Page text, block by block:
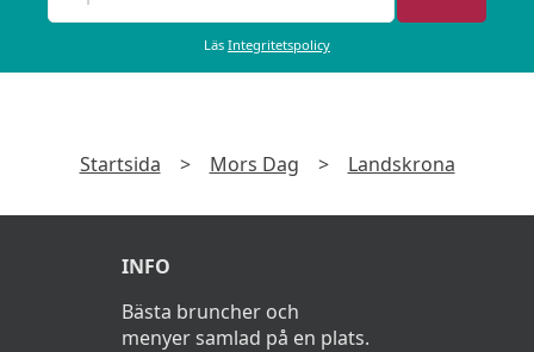
Läs Integritetspolicy
Startsida > Mors Dag > Landskrona
INFO
Bästa bruncher och
menyer samlad på en plats.